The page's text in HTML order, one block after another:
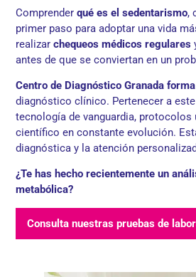
Comprender qué es el sedentarismo,
primer paso para adoptar una vida
realizar chequeos médicos regulares
antes de que se conviertan en un
Centro de Diagnóstico Granada
diagnóstico clínico. Pertenecer a
tecnología de vanguardia,
científico en constante evolución.
diagnóstica y la atención
¿Te has hecho recientemente un
metabólica?
Consulta nuestras pruebas de